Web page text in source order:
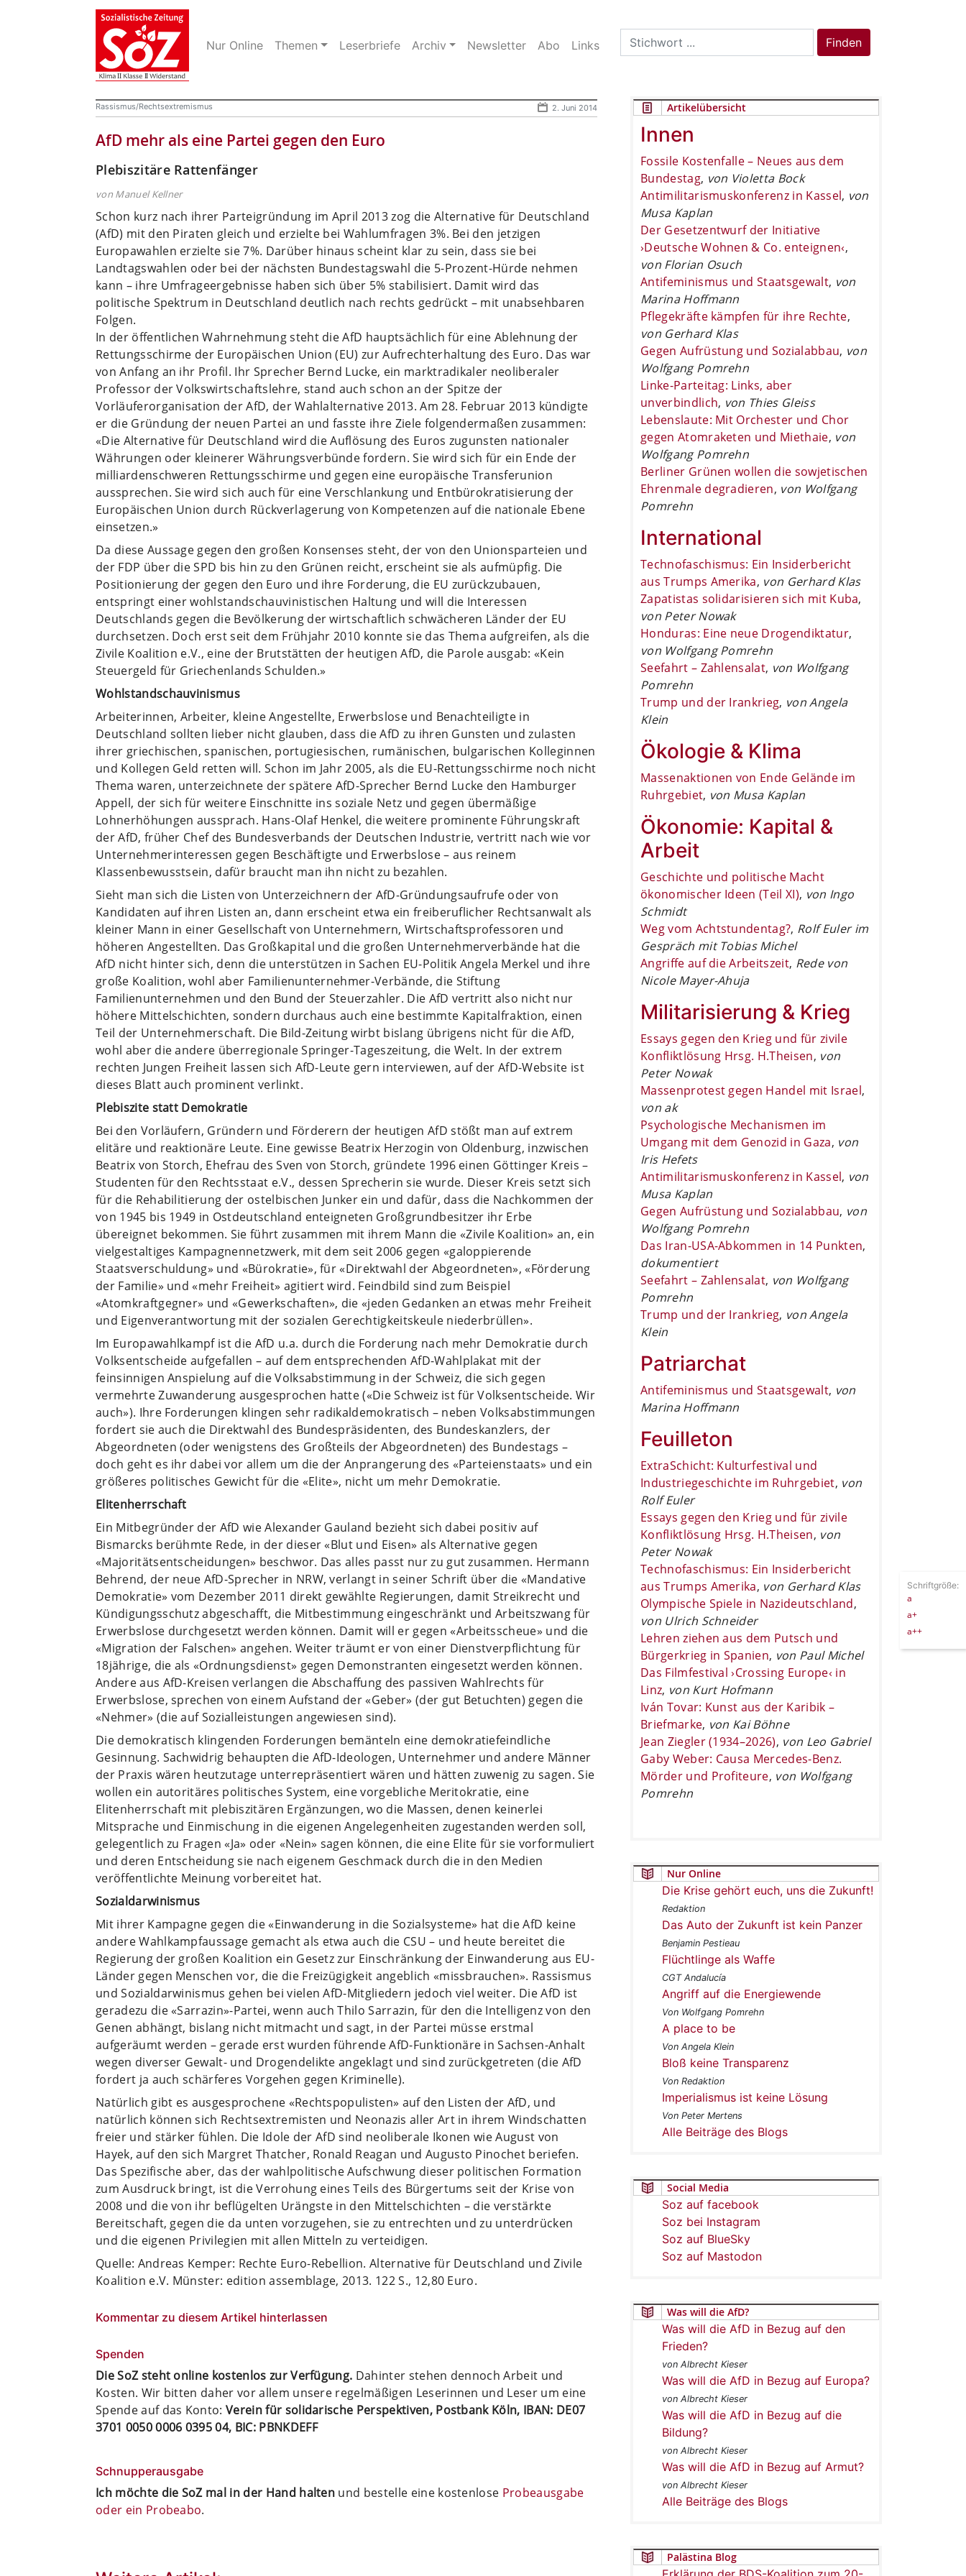
Nur Online Themen Leserbriefe Archiv Newsletter Abo Links
Search
for:
Finden
Rassismus/Rechtsextremismus 2. Juni 2014
AfD mehr als eine Partei gegen den Euro
Plebiszitäre Rattenfänger
von Manuel Kellner
Schon kurz nach ihrer Parteigründung im April 2013 zog die Alternative für Deutschland
(AfD) mit den Piraten gleich und erzielte bei Wahlumfragen 3%. Bei den jetzigen
Europawahlen erzielte sie 7%. Darüber hinaus scheint klar zu sein, dass sie bei
Landtagswahlen oder bei der nächsten Bundestagswahl die 5-Prozent-Hürde nehmen
kann – ihre Umfrageergebnisse haben sich über 5% stabilisiert. Damit wird das
politische Spektrum in Deutschland deutlich nach rechts gedrückt – mit unabsehbaren
Folgen.
In der öffentlichen Wahrnehmung steht die AfD hauptsächlich für eine Ablehnung der
Rettungsschirme der Europäischen Union (EU) zur Aufrechterhaltung des Euro. Das war
von Anfang an ihr Profil. Ihr Sprecher Bernd Lucke, ein marktradikaler neoliberaler
Professor der Volkswirtschaftslehre, stand auch schon an der Spitze der
Vorläuferorganisation der AfD, der Wahlalternative 2013. Am 28. Februar 2013 kündigte
er die Gründung der neuen Partei an und fasste ihre Ziele folgendermaßen zusammen:
«Die Alternative für Deutschland wird die Auflösung des Euros zugunsten nationaler
Währungen oder kleinerer Währungsverbünde fordern. Sie wird sich für ein Ende der
milliardenschweren Rettungsschirme und gegen eine europäische Transferunion
aussprechen. Sie wird sich auch für eine Verschlankung und Entbürokratisierung der
Europäischen Union durch Rückverlagerung von Kompetenzen auf die nationale Ebene
einsetzen.»
Da diese Aussage gegen den großen Konsenses steht, der von den Unionsparteien und
der FDP über die SPD bis hin zu den Grünen reicht, erscheint sie als aufmüpfig. Die
Positionierung der gegen den Euro und ihre Forderung, die EU zurückzubauen,
entspringt einer wohlstandschauvinistischen Haltung und will die Interessen
Deutschlands gegen die Bevölkerung der wirtschaftlich schwächeren Länder der EU
durchsetzen. Doch erst seit dem Frühjahr 2010 konnte sie das Thema aufgreifen, als die
Zivile Koalition e.V., eine der Brutstätten der heutigen AfD, die Parole ausgab: «Kein
Steuergeld für Griechenlands Schulden.»
Wohlstandschauvinismus
Arbeiterinnen, Arbeiter, kleine Angestellte, Erwerbslose und Benachteiligte in
Deutschland sollten lieber nicht glauben, dass die AfD zu ihren Gunsten und zulasten
ihrer griechischen, spanischen, portugiesischen, rumänischen, bulgarischen Kolleginnen
und Kollegen Geld retten will. Schon im Jahr 2005, als die EU-Rettungsschirme noch nicht
Thema waren, unterzeichnete der spätere AfD-Sprecher Bernd Lucke den Hamburger
Appell, der sich für weitere Einschnitte ins soziale Netz und gegen übermäßige
Lohnerhöhungen aussprach. Hans-Olaf Henkel, die weitere prominente Führungskraft
der AfD, früher Chef des Bundesverbands der Deutschen Industrie, vertritt nach wie vor
Unternehmerinteressen gegen Beschäftigte und Erwerbslose – aus reinem
Klassenbewusstsein, dafür braucht man ihn nicht zu bezahlen.
Sieht man sich die Listen von Unterzeichnern der AfD-Gründungsaufrufe oder von
Kandidaten auf ihren Listen an, dann erscheint etwa ein freiberuflicher Rechtsanwalt als
kleiner Mann in einer Gesellschaft von Unternehmern, Wirtschaftsprofessoren und
höheren Angestellten. Das Großkapital und die großen Unternehmerverbände hat die
AfD nicht hinter sich, denn die unterstützen in Sachen EU-Politik Angela Merkel und ihre
große Koalition, wohl aber Familienunternehmer-Verbände, die Stiftung
Familienunternehmen und den Bund der Steuerzahler. Die AfD vertritt also nicht nur
höhere Mittelschichten, sondern durchaus auch eine bestimmte Kapitalfraktion, einen
Teil der Unternehmerschaft. Die Bild-Zeitung wirbt bislang übrigens nicht für die AfD,
wohl aber die andere überregionale Springer-Tageszeitung, die Welt. In der extrem
rechten Jungen Freiheit lassen sich AfD-Leute gern interviewen, auf der AfD-Website ist
dieses Blatt auch prominent verlinkt.
Plebiszite statt Demokratie
Bei den Vorläufern, Gründern und Förderern der heutigen AfD stößt man auf extrem
elitäre und reaktionäre Leute. Eine gewisse Beatrix Herzogin von Oldenburg, inzwischen
Beatrix von Storch, Ehefrau des Sven von Storch, gründete 1996 einen Göttinger Kreis –
Studenten für den Rechtsstaat e.V., dessen Sprecherin sie wurde. Dieser Kreis setzt sich
für die Rehabilitierung der ostelbischen Junker ein und dafür, dass die Nachkommen der
von 1945 bis 1949 in Ostdeutschland enteigneten Großgrundbesitzer ihr Erbe
übereignet bekommen. Sie führt zusammen mit ihrem Mann die «Zivile Koalition» an, ein
vielgestaltiges Kampagnennetzwerk, mit dem seit 2006 gegen «galoppierende
Staatsverschuldung» und «Bürokratie», für «Direktwahl der Abgeordneten», «Förderung
der Familie» und «mehr Freiheit» agitiert wird. Feindbild sind zum Beispiel
«Atomkraftgegner» und «Gewerkschaften», die «jeden Gedanken an etwas mehr Freiheit
und Eigenverantwortung mit der sozialen Gerechtigkeitskeule niederbrüllen».
Im Europawahlkampf ist die AfD u.a. durch die Forderung nach mehr Demokratie durch
Volksentscheide aufgefallen – auf dem entsprechenden AfD-Wahlplakat mit der
feinsinnigen Anspielung auf die Volksabstimmung in der Schweiz, die sich gegen
vermehrte Zuwanderung ausgesprochen hatte («Die Schweiz ist für Volksentscheide. Wir
auch»). Ihre Forderungen klingen sehr radikaldemokratisch – neben Volksabstimmungen
fordert sie auch die Direktwahl des Bundespräsidenten, des Bundeskanzlers, der
Abgeordneten (oder wenigstens des Großteils der Abgeordneten) des Bundestags –
doch geht es ihr dabei vor allem um die der Anprangerung des «Parteienstaats» und ein
größeres politisches Gewicht für die «Elite», nicht um mehr Demokratie.
Elitenherrschaft
Ein Mitbegründer der AfD wie Alexander Gauland bezieht sich dabei positiv auf
Bismarcks berühmte Rede, in der dieser «Blut und Eisen» als Alternative gegen
«Majoritätsentscheidungen» beschwor. Das alles passt nur zu gut zusammen. Hermann
Behrend, der neue AfD-Sprecher in NRW, verlangt in seiner Schrift über die «Mandative
Demokratie» vom Dezember 2011 direkt gewählte Regierungen, damit Streikrecht und
Kündigungsschutz abgeschafft, die Mitbestimmung eingeschränkt und Arbeitszwang für
Erwerbslose durchgesetzt werden können. Damit will er gegen «Arbeitsscheue» und die
«Migration der Falschen» angehen. Weiter träumt er von einer Dienstverpflichtung für
18jährige, die als «Ordnungsdienst» gegen Demonstranten eingesetzt werden können.
Andere aus AfD-Kreisen verlangen die Abschaffung des passiven Wahlrechts für
Erwerbslose, sprechen von einem Aufstand der «Geber» (der gut Betuchten) gegen die
«Nehmer» (die auf Sozialleistungen angewiesen sind).
Die demokratisch klingenden Forderungen bemänteln eine demokratiefeindliche
Gesinnung. Sachwidrig behaupten die AfD-Ideologen, Unternehmer und andere Männer
der Praxis wären heutzutage unterrepräsentiert wären und hätten zuwenig zu sagen. Sie
wollen ein autoritäres politisches System, eine vorgebliche Meritokratie, eine
Elitenherrschaft mit plebiszitären Ergänzungen, wo die Massen, denen keinerlei
Mitsprache und Einmischung in die eigenen Angelegenheiten zugestanden werden soll,
gelegentlich zu Fragen «Ja» oder «Nein» sagen können, die eine Elite für sie vorformuliert
und deren Entscheidung sie nach eigenem Geschmack durch die in den Medien
veröffentlichte Meinung vorbereitet hat.
Sozialdarwinismus
Mit ihrer Kampagne gegen die «Einwanderung in die Sozialsysteme» hat die AfD keine
andere Wahlkampfaussage gemacht als etwa auch die CSU – und heute bereitet die
Regierung der großen Koalition ein Gesetz zur Einschränkung der Einwanderung aus EU-
Länder gegen Menschen vor, die die Freizügigkeit angeblich «missbrauchen». Rassismus
und Sozialdarwinismus gehen bei vielen AfD-Mitgliedern jedoch viel weiter. Die AfD ist
geradezu die «Sarrazin»-Partei, wenn auch Thilo Sarrazin, für den die Intelligenz von den
Genen abhängt, bislang nicht mitmacht und sagt, in der Partei müsse erstmal
aufgeräumt werden – gerade erst wurden führende AfD-Funktionäre in Sachsen-Anhalt
wegen diverser Gewalt- und Drogendelikte angeklagt und sind zurückgetreten (die AfD
fordert ja auch schärferes Vorgehen gegen Kriminelle).
Natürlich gibt es ausgesprochene «Rechtspopulisten» auf den Listen der AfD, und
natürlich können sich Rechtsextremisten und Neonazis aller Art in ihrem Windschatten
freier und stärker fühlen. Die Idole der AfD sind neoliberale Ikonen wie August von
Hayek, auf den sich Margret Thatcher, Ronald Reagan und Augusto Pinochet beriefen.
Das Spezifische aber, das der wahlpolitische Aufschwung dieser politischen Formation
zum Ausdruck bringt, ist die Verrohung eines Teils des Bürgertums seit der Krise von
2008 und die von ihr beflügelten Urängste in den Mittelschichten – die verstärkte
Bereitschaft, gegen die da unten vorzugehen, sie zu entrechten und zu unterdrücken
und die eigenen Privilegien mit allen Mitteln zu verteidigen.
Quelle: Andreas Kemper: Rechte Euro-Rebellion. Alternative für Deutschland und Zivile
Koalition e.V. Münster: edition assemblage, 2013. 122 S., 12,80 Euro.
Kommentar zu diesem Artikel hinterlassen
Spenden
Die SoZ steht online kostenlos zur Verfügung. Dahinter stehen dennoch Arbeit und
Kosten. Wir bitten daher vor allem unsere regelmäßigen Leserinnen und Leser um eine
Spende auf das Konto:Verein für solidarische Perspektiven, Postbank Köln, IBAN: DE07
3701 0050 0006 0395 04, BIC: PBNKDEFF
Schnupperausgabe
Ich möchte die SoZ mal in der Hand halten und bestelle eine kostenlose Probeausgabe
oder ein Probeabo.
Artikelübersicht
Innen
Fossile Kostenfalle – Neues aus dem
Bundestag, von Violetta Bock
Antimilitarismuskonferenz in Kassel, von
Musa Kaplan
Der Gesetzentwurf der Initiative
›Deutsche Wohnen & Co. enteignen‹,
von Florian Osuch
Antifeminismus und Staatsgewalt, von
Marina Hoffmann
Pflegekräfte kämpfen für ihre Rechte,
von Gerhard Klas
Gegen Aufrüstung und Sozialabbau, von
Wolfgang Pomrehn
Linke-Parteitag: Links, aber
unverbindlich, von Thies Gleiss
Lebenslaute: Mit Orchester und Chor
gegen Atomraketen und Miethaie, von
Wolfgang Pomrehn
Berliner Grünen wollen die sowjetischen
Ehrenmale degradieren, von Wolfgang
Pomrehn
International
Technofaschismus: Ein Insiderbericht
aus Trumps Amerika, von Gerhard Klas
Zapatistas solidarisieren sich mit Kuba,
von Peter Nowak
Honduras: Eine neue Drogendiktatur,
von Wolfgang Pomrehn
Seefahrt – Zahlensalat, von Wolfgang
Pomrehn
Trump und der Irankrieg, von Angela
Klein
Ökologie & Klima
Massenaktionen von Ende Gelände im
Ruhrgebiet, von Musa Kaplan
Ökonomie: Kapital &
Arbeit
Geschichte und politische Macht
ökonomischer Ideen (Teil XI), von Ingo
Schmidt
Weg vom Achtstundentag?, Rolf Euler im
Gespräch mit Tobias Michel
Angriffe auf die Arbeitszeit, Rede von
Nicole Mayer-Ahuja
Militarisierung & Krieg
Essays gegen den Krieg und für zivile
Konfliktlösung Hrsg. H.Theisen, von
Peter Nowak
Massenprotest gegen Handel mit Israel,
von ak
Psychologische Mechanismen im
Umgang mit dem Genozid in Gaza, von
Iris Hefets
Antimilitarismuskonferenz in Kassel, von
Musa Kaplan
Gegen Aufrüstung und Sozialabbau, von
Wolfgang Pomrehn
Das Iran-USA-Abkommen in 14 Punkten,
dokumentiert
Seefahrt – Zahlensalat, von Wolfgang
Pomrehn
Trump und der Irankrieg, von Angela
Klein
Patriarchat
Antifeminismus und Staatsgewalt, von
Marina Hoffmann
Feuilleton
ExtraSchicht: Kulturfestival und
Industriegeschichte im Ruhrgebiet, von
Rolf Euler
Essays gegen den Krieg und für zivile
Konfliktlösung Hrsg. H.Theisen, von
Peter Nowak
Technofaschismus: Ein Insiderbericht
aus Trumps Amerika, von Gerhard Klas
Olympische Spiele in Nazideutschland,
von Ulrich Schneider
Lehren ziehen aus dem Putsch und
Bürgerkrieg in Spanien, von Paul Michel
Das Filmfestival ›Crossing Europe‹ in
Linz, von Kurt Hofmann
Iván Tovar: Kunst aus der Karibik –
Briefmarke, von Kai Böhne
Jean Ziegler (1934–2026), von Leo Gabriel
Gaby Weber: Causa Mercedes-Benz.
Mörder und Profiteure, von Wolfgang
Pomrehn
Nur Online
Die Krise gehört euch, uns die Zukunft!
Redaktion
Das Auto der Zukunft ist kein Panzer
Benjamin Pestieau
Flüchtlinge als Waffe
CGT Andalucía
Angriff auf die Energiewende
Von Wolfgang Pomrehn
A place to be
Von Angela Klein
Bloß keine Transparenz
Von Redaktion
Imperialismus ist keine Lösung
Von Peter Mertens
Alle Beiträge des Blogs
Social Media
Soz auf facebook
Soz bei Instagram
Soz auf BlueSky
Soz auf Mastodon
Was will die AfD?
Was will die AfD in Bezug auf den
Frieden?
von Albrecht Kieser
Was will die AfD in Bezug auf Europa?
von Albrecht Kieser
Was will die AfD in Bezug auf die
Bildung?
von Albrecht Kieser
Was will die AfD in Bezug auf Armut?
von Albrecht Kieser
Alle Beiträge des Blogs
Palästina Blog
Schriftgröße:
a
a+
a++